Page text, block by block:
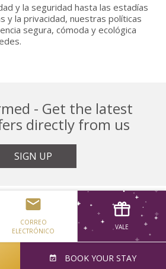
y la seguridad hasta las estadías
y la privacidad, nuestras políticas
segura, cómoda y ecológica
- Get the latest
directly from us
SIGN UP
LAS DIRECCIONES
CORREO
ELECTRÓNICO
VALE
BOOK YOUR STAY